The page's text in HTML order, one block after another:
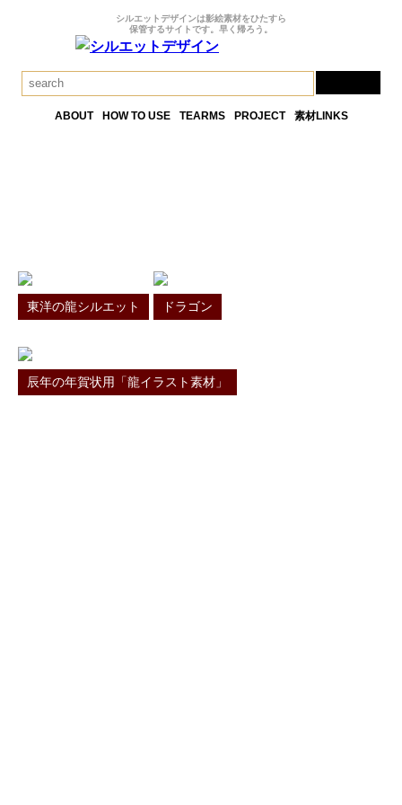
シルエットデザインは影絵素材をひたすら
保管するサイトです。早く帰ろう。
ABOUT HOW TO USE TEARMS PROJECT 素材LINKS
東洋の龍シルエット ドラゴン
辰年の年賀状用「龍イラスト素材」